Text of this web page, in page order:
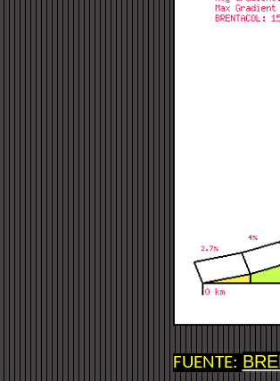
FUENTE: